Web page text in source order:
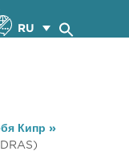
RU
Кипр »